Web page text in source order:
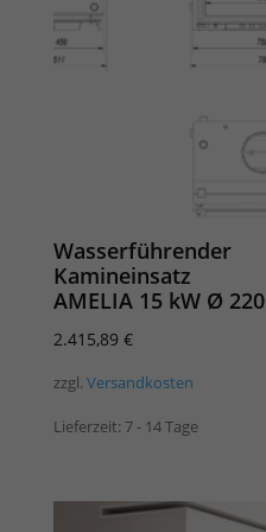
Wasserführender
Kamineinsatz
AMELIA 15 kW Ø 220
2.415,89 €
zzgl. Versandkosten
Lieferzeit: 7 - 14 Tage